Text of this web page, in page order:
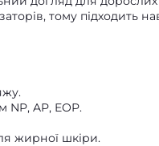
тому підходить
NP, AP, EOP.
жирної шкіри.